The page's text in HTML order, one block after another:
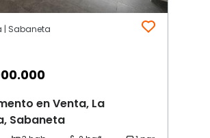
| Sabaneta
en Venta, La
Sabaneta